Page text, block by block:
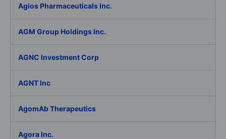
Agios Pharmaceuticals Inc.
AGM Group Holdings Inc.
AGNC Investment Corp
AGNT Inc
AgomAb Therapeutics
Agora Inc.